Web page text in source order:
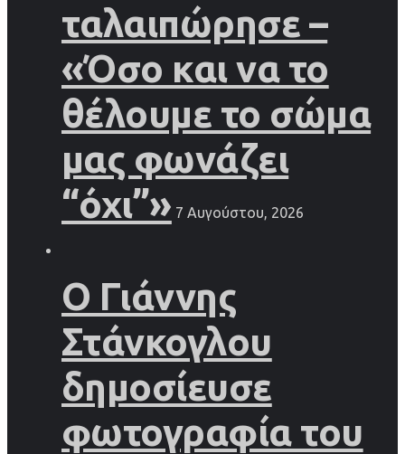
ταλαιπώρησε –
«Όσο και να το
θέλουμε το σώμα
μας φωνάζει
“όχι”» 7 Αυγούστου, 2026
Ο Γιάννης
Στάνκογλου
δημοσίευσε
φωτογραφία του